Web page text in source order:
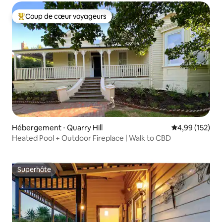
Coups de cœur voyageurs les plus appréciés
Coup de cœur voyageurs
Hébergement ⋅ Quarry Hill Évaluation
4,99 (152)
Heated Pool + Outdoor Fireplace | Walk to CBD
Superhôte
Superhôte